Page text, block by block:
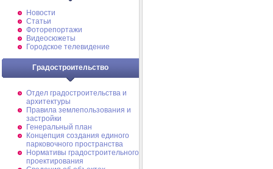
Новости
Статьи
Фоторепортажи
Видеосюжеты
Городское телевидение
Градостроительство
Отдел градостроительства и
архитектуры
Правила землепользования и
застройки
Генеральный план
Концепция создания единого
парковочного пространства
Нормативы градостроительного
проектирования